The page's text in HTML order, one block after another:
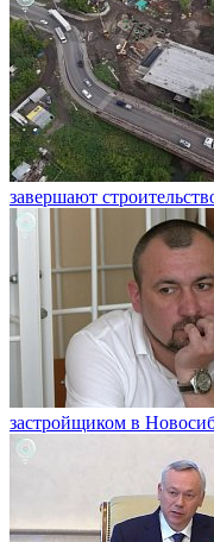
завершают
застройщиком в